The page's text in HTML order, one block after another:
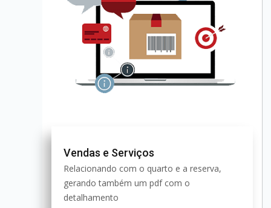
Vendas e Serviços
Relacionando com o quarto e a reserva,
gerando também um pdf com o
detalhamento